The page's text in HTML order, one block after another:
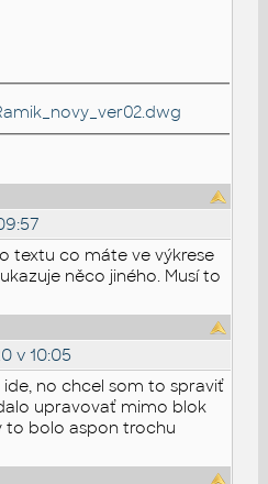
textu co máte ve výkrese
něco jiného. Musí to
v 10:05
no chcel som to spraviť
upravovať mimo blok
to bolo aspon trochu